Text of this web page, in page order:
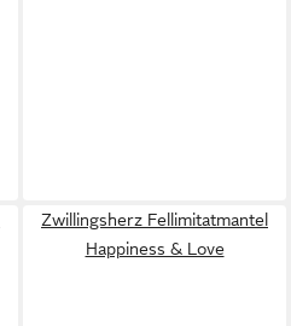
Zwillingsherz Fellimitatmantel
Happiness & Love